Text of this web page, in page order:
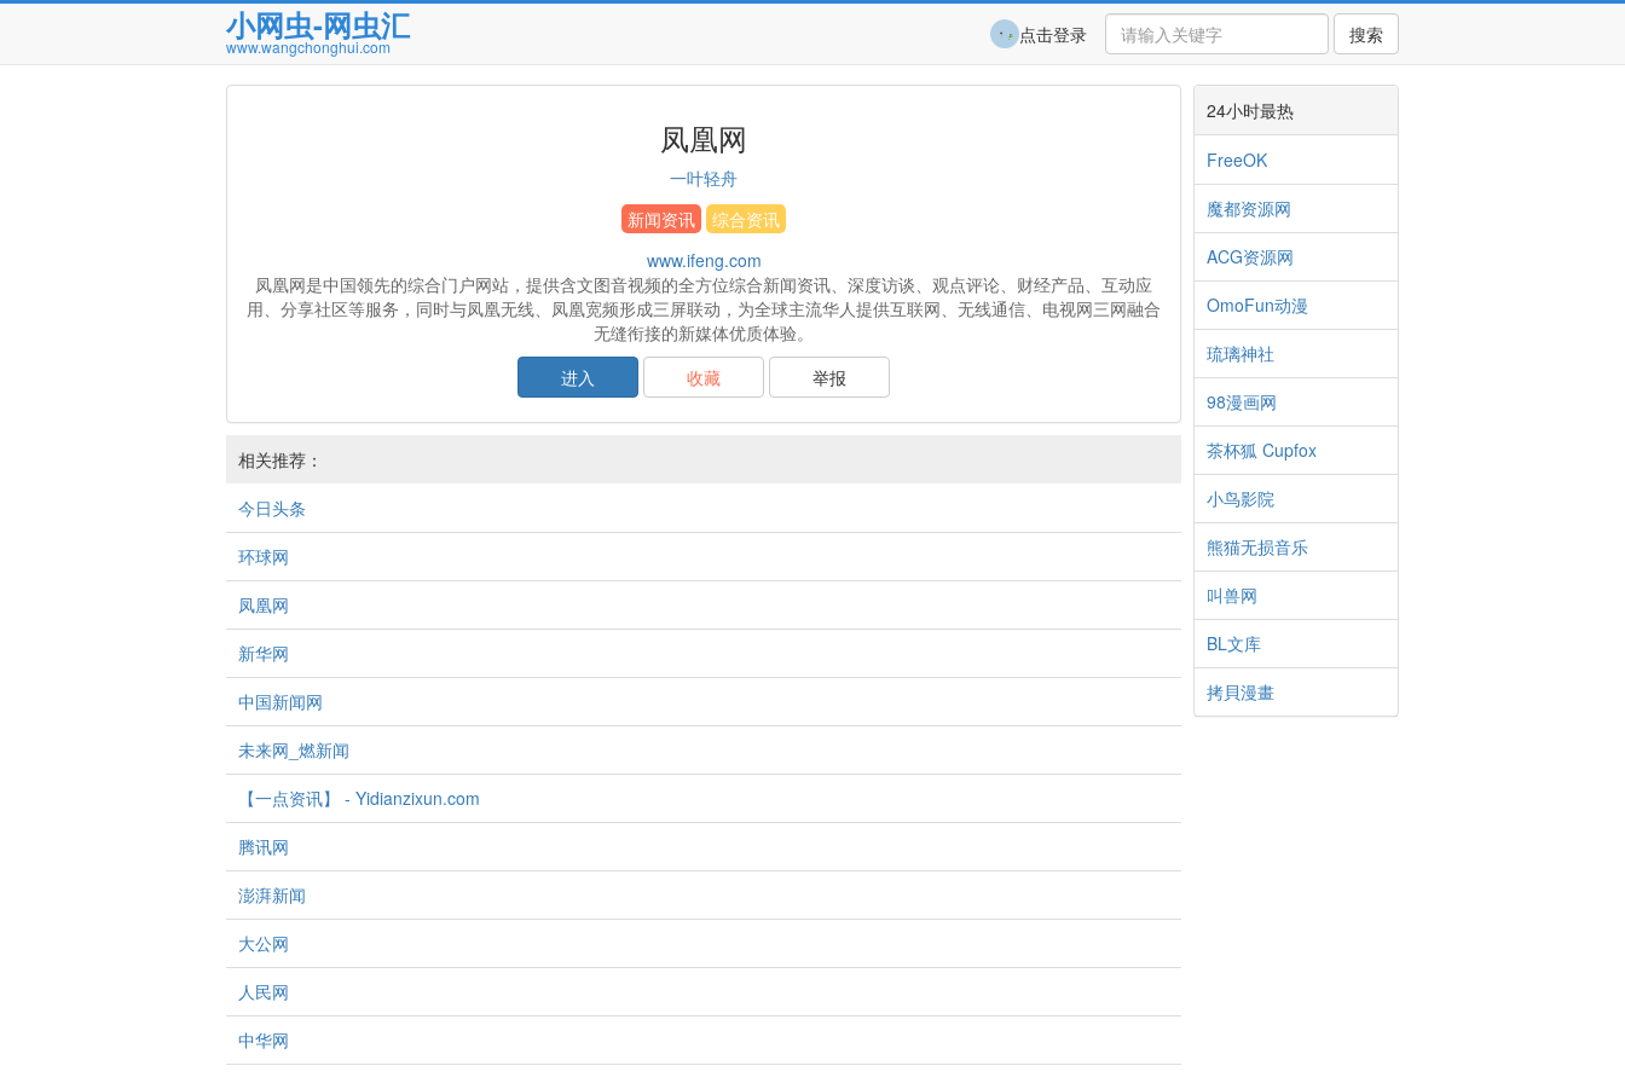
小网虫-网虫汇
www.wangchonghui.com 搜索
点击登录
凤凰网
一叶轻舟
新闻资讯
综合资讯
www.ifeng.com
凤凰网是中国领先的综合门户网站，提供含文图音视频的全方位综合新闻资讯、深度访谈、观点评论、财经产品、互动应
用、分享社区等服务，同时与凤凰无线、凤凰宽频形成三屏联动，为全球主流华人提供互联网、无线通信、电视网三网融合
无缝衔接的新媒体优质体验。
进入
收藏 举报
相关推荐：
今日头条
环球网
凤凰网
新华网
中国新闻网
未来网_燃新闻
【一点资讯】 - Yidianzixun.com
腾讯网
澎湃新闻
大公网
人民网
中华网
24小时最热
FreeOK
魔都资源网
ACG资源网
OmoFun动漫
琉璃神社
98漫画网
茶杯狐 Cupfox
小鸟影院
熊猫无损音乐
叫兽网
BL文库
拷貝漫畫